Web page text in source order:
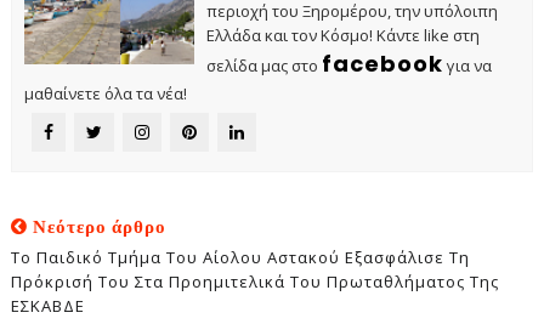
περιοχή του Ξηρομέρου, την υπόλοιπη
Ελλάδα και τον Κόσμο! Κάντε like στη
σελίδα μας στο facebook για να
μαθαίνετε όλα τα νέα!
Νεότερο άρθρο
Το Παιδικό Τμήμα Του Αίολου Αστακού Εξασφάλισε Τη
Πρόκρισή Του Στα Προημιτελικά Του Πρωταθλήματος Της
ΕΣΚΑΒΔΕ